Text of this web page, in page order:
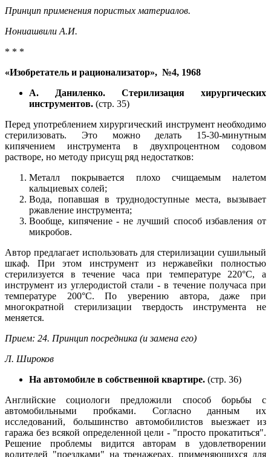
Принцип применения пористых материалов.
Нониашвили А.И.
* * *
«Изобретатель и рационализатор», №4, 1968
А. Даниленко. Стерилизация хирургических
инструментов. (стр. 35)
Перед употреблением хирургический инструмент необходимо
стерилизовать. Это можно делать 15-30-минутным
кипячением инструмента в двухпроцентном содовом
растворе, но методу присущ ряд недостатков:
Металл покрывается плохо счищаемым налетом
кальциевых солей;
Вода, попавшая в труднодоступные места, вызывает
ржавление инструмента;
Вообще, кипячение - не лучший способ избавления от
микробов.
Автор предлагает использовать для стерилизации сушильный
шкаф. При этом инструмент из нержавейки полностью
стерилизуется в течение часа при температуре 220°С, а
инструмент из углеродистой стали - в течение получаса при
температуре 200°С. По уверению автора, даже при
многократной стерилизации твердость инструмента не
меняется.
Прием: 24. Принцип посредника (и замена его)
Л. Широков
На автомобиле в собственной квартире. (стр. 36)
Английские социологи предложили способ борьбы с
автомобильными пробками. Согласно данным их
исследований, большинство автомобилистов выезжает из
гаража без всякой определенной цели - "просто прокатиться".
Решение проблемы видится авторам в удовлетворении
водителей "поездками" на тренажерах, применяющихся для